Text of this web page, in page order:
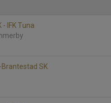
IFK Tuna
Brantestad SK